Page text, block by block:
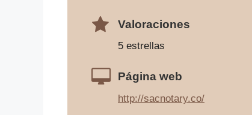
Valoraciones
5 estrellas
Página web
http://sacnotary.co/